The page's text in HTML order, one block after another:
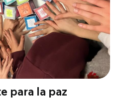
para la paz